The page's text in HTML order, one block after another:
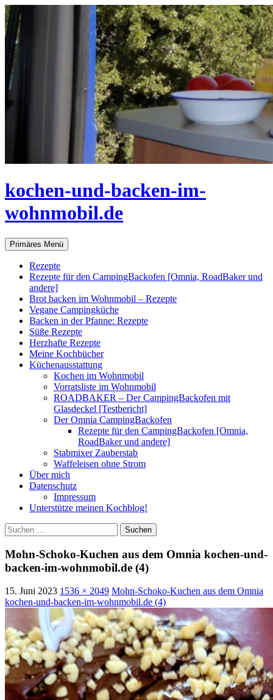
Zum
Inhalt
springen
kochen-und-backen-im-
wohnmobil.de
Suchen
Primäres Menü
Rezepte
Rezepte für den CampingBackofen [Omnia, RoadBaker und
andere]
Brot backen im Wohnmobil – Rezepte
Vegane Campingküche
Backen in der Pfanne: Rezepte
Süße Rezepte
Herzhafte Rezepte
Meine Kochbücher
Küchenausstattung
Kochen im Wohnmobil
Vorratsliste im Wohnmobil
ROADBAKER – Der CampingBackofen mit
Glasdeckel [Testbericht]
Der Omnia CampingBackofen
Rezepte für den CampingBackofen [Omnia,
RoadBaker und andere]
Stabmixer Zauberstab
Waffeleisen ohne Strom
Über mich
Datenschutz
Impressum
Unterstütze meinen Kochblog!
Suchen
nach:
Mohn-Schoko-Kuchen aus dem Omnia kochen-und-
backen-im-wohnmobil.de (4)
15. Juni 2023 1536 × 2049 Mohn-Schoko-Kuchen aus dem Omnia
kochen-und-backen-im-wohnmobil.de (4)